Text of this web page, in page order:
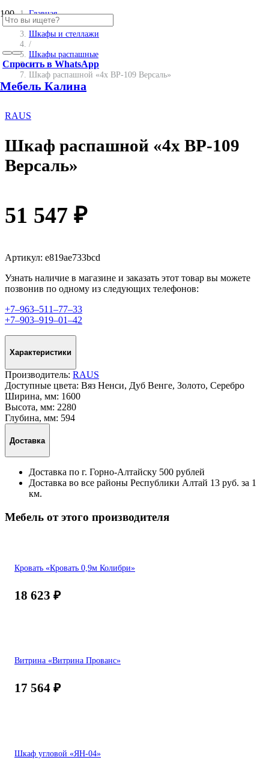
Спросить в WhatsApp
Мебель Калина
Главная
/
Шкафы и стеллажи
/
Шкафы распашные
/
Шкаф распашной «4х ВР-109 Версаль»
RAUS
Шкаф распашной «4х ВР-109
Версаль»
51 547 ₽
Артикул: e819ae733bcd
Узнать наличие в магазине и заказать этот товар вы можете
позвонив по одному из следующих телефонов:
+7‒963‒511‒77‒33
+7‒903‒919‒01‒42
Характеристики
Производитель: RAUS
Доступные цвета: Вяз Ненси, Дуб Венге, Золото, Серебро
Ширина, мм: 1600
Высота, мм: 2280
Глубина, мм: 594
Доставка
Доставка по г. Горно-Алтайску 500 рублей
Доставка во все районы Республики Алтай 13 руб. за 1
км.
Мебель от этого производителя
Кровать «Кровать 0,9м Колибри»
18 623 ₽
Витрина «Витрина Прованс»
17 564 ₽
Шкаф угловой «ЯН-04»